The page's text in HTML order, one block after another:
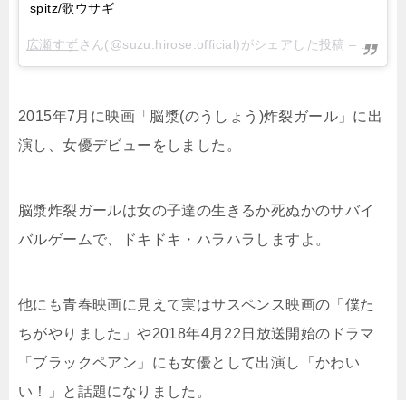
spitz/歌ウサギ
広瀬すず さん(@suzu.hirose.official)がシェアした投稿 – 2017
2015年7月に映画「脳漿(のうしょう)炸裂ガール」に出
演し、女優デビューをしました。
脳漿炸裂ガールは女の子達の生きるか死ぬかのサバイ
バルゲームで、ドキドキ・ハラハラしますよ。
他にも青春映画に見えて実はサスペンス映画の「僕た
ちがやりました」や2018年4月22日放送開始のドラマ
「ブラックペアン」にも女優として出演し「かわい
い！」と話題になりました。